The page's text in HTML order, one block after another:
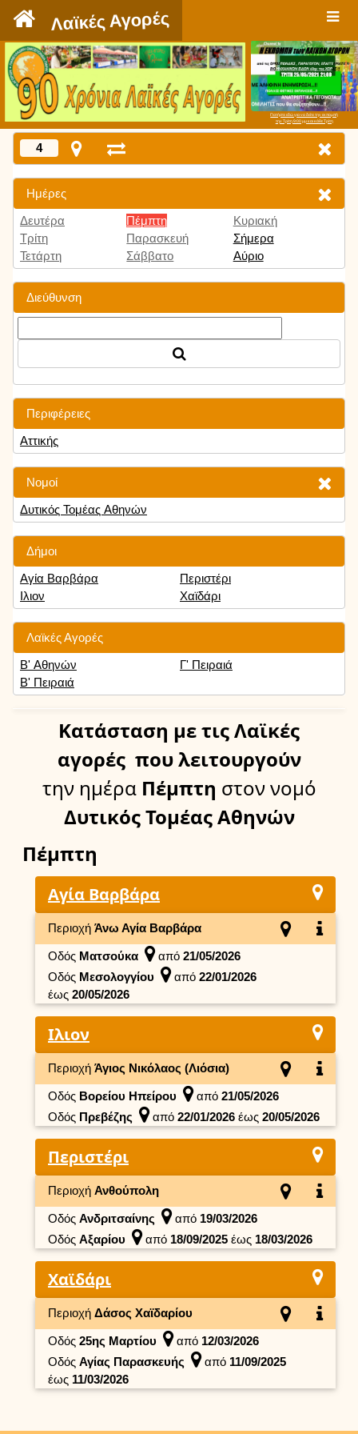
Λαϊκές Αγορές
Πατήστε εδώ για να δείτε την εκπομπή
την Τρίτη 9:00 μμ και κάθε Τρίτη
4
Ημέρες
Δευτέρα
Τρίτη
Τετάρτη
Πέμπτη
Παρασκευή
Σάββατο
Κυριακή
Σήμερα
Αύριο
Διεύθυνση
Περιφέρειες
Αττικής
Νομοί
Δυτικός Τομέας Αθηνών
Δήμοι
Αγία Βαρβάρα
Ιλιον
Περιστέρι
Χαϊδάρι
Λαϊκές Αγορές
Β' Αθηνών
Β' Πειραιά
Γ' Πειραιά
Κατάσταση με τις Λαϊκές
αγορές που λειτουργούν
την ημέραΠέμπτη στον νομό
Δυτικός Τομέας Αθηνών
Πέμπτη
Αγία Βαρβάρα
Περιοχή Άνω Αγία Βαρβάρα
Οδός Ματσούκα από 21/05/2026
Οδός Μεσολογγίου από 22/01/2026
έως 20/05/2026
Ιλιον
Περιοχή Άγιος Νικόλαος (Λιόσια)
Οδός Βορείου Ηπείρου από 21/05/2026
Οδός Πρεβέζης από 22/01/2026 έως 20/05/2026
Περιστέρι
Περιοχή Ανθούπολη
Οδός Ανδριτσαίνης από 19/03/2026
Οδός Αξαρίου από 18/09/2025 έως 18/03/2026
Χαϊδάρι
Περιοχή Δάσος Χαϊδαρίου
Οδός 25ης Μαρτίου από 12/03/2026
Οδός Αγίας Παρασκευής από 11/09/2025
έως 11/03/2026